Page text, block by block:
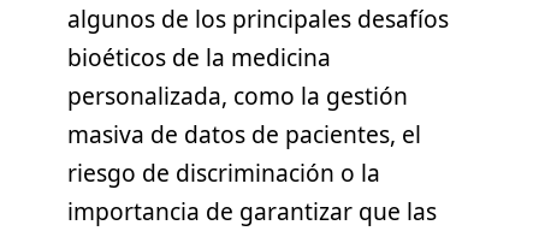
algunos de los principales desafíos
bioéticos de la medicina
personalizada, como la gestión
masiva de datos de pacientes, el
riesgo de discriminación o la
importancia de garantizar que las